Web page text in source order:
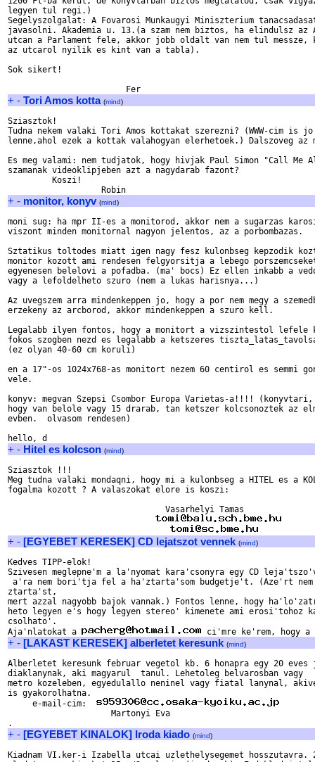
legyen tul regi.)
Segelyszolgalat: A Fovarosi Munkaugyi Miniszterium
javasolni. Akademia u. 13.(a szam nem biztos, ha elindulsz az
utcan a Parlament fele, akkor jobb oldalt van nem tul
az utcarol nyilik es kint van a tabla).
Sok sikert!
+ - Tori Amos kotta (mind)
Sziasztok!
Tudna nekem valaki Tori Amos kottakat szerezni? (WWW-cim is
lenne,ahol ezek a kottak valahogyan elerhetoek.) Dalszoveg az
Es meg valami: nem tudjatok, hogy hivjak Paul Simon "Call
szamanak videoklipjeben azt a nagydarab fazont?
         Koszi!
+ - monitor, konyv (mind)
moni sug: ha mpr II-es a monitorod, akkor nem a sugarzas
viszont minden monitornal nagyon jelentos, az a porbombazas.
Sztatikus toltodes miatt igen nagy fesz kulonbseg kepzodik
monitor kozott ami rendesen felgyorsitja a lebego
egyenesen belelovi a pofadba. (ma' bocs) Ez ellen inkabb a
vagy a lefoldelheto szuro (nem a lukas harisnya...)
Az uvegszem arra mindenkeppen jo, hogy a por nem megy a
erzekeny az arcborod, akkor mindenkeppen a szuro kell.
Legalabb ilyen fontos, hogy a monitort a vizszintestol lefele
fokos szogben nezd es legalabb a ketszeres
(ez olyan 40-60 cm koruli)
en a 17"-os 1024x768-as monitort nezem 60 centirol es semmi
vele.
konyv: megvan Szepsi Csombor Europa Varietas-a!!!!
hogy van belole vagy 15 drarab, tan ketszer kolcsonoztek az
evben.  olvasom rendesen)
+ - Hitel es kolcson (mind)
Sziasztok !!!
Meg tudna valaki mondaqni, hogy mi a kulonbseg a HITEL es a
fogalma kozott ? A valaszokat elore is koszi:
+ - [EGYEBET KERESEK] CD lejatszot vennek (mind)
Kedves TIPP-elok!
Szivesen meglepne'm a la'nyomat kara'csonyra egy CD
a'ra nem bori'tja fel a ha'ztarta'som budgetje't. (Aze'rt
ztarta'st,
mert azzal nagyobb bajok vannak.) Fontos lenne, hogy
heto legyen e's hogy legyen stereo' kimenete ami erosi'tohoz
csolhato'.
Aja'nlatokat a
+ - [LAKAST KERESEK] alberletet keresunk (mind)
Alberletet keresunk februar vegetol kb. 6 honapra egy 20 eves
diaklanynak, aki magyarul  tanul. Lehetoleg belvarosban vagy
metro kozeleben, egyedulallo neninel vagy fiatal lanynal,
is gyakorolhatna.
     e-mail-cim:
                     Martonyi Eva
+ - [EGYEBET KINALOK] Iroda kiado (mind)
Kiadnam VI.ker-i Izabella utcai uzlethelysegemet hosszutavra.